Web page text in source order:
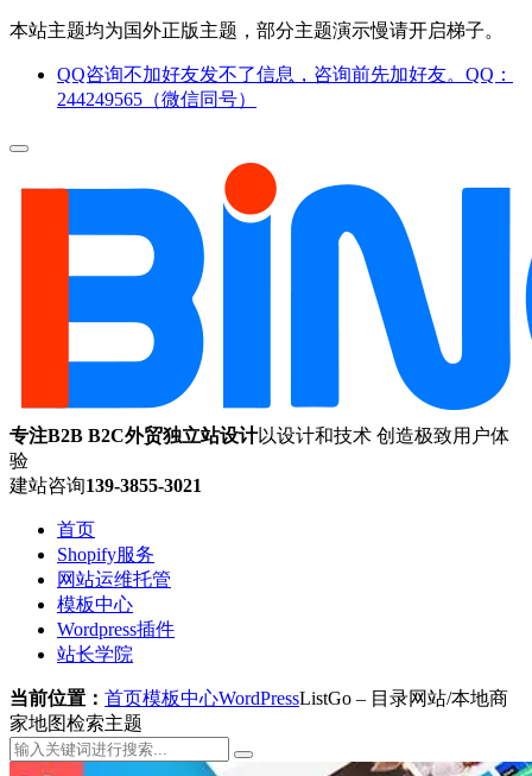
本站主题均为国外正版主题，部分主题演示慢请开启梯子。
QQ咨询不加好友发不了信息，咨询前先加好友。QQ：
244249565（微信同号）
专注B2B B2C外贸独立站设计以设计和技术 创造极致用户体
验
建站咨询139-3855-3021
首页
Shopify服务
网站运维托管
模板中心
Wordpress插件
站长学院
当前位置： 首页模板中心WordPressListGo – 目录网站/本地商
家地图检索主题